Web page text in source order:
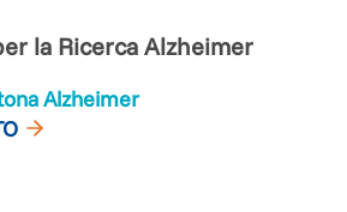
la Ricerca Alzheimer
Alzheimer